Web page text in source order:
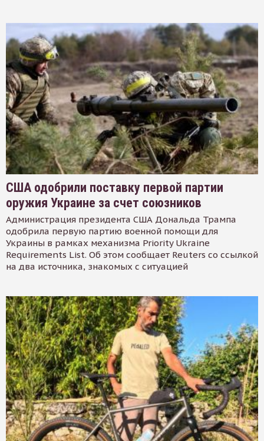
США одобрили поставку первой партии
оружия Украине за счет союзников
Администрация президента США Дональда Трампа
одобрила первую партию военной помощи для
Украины в рамках механизма Priority Ukraine
Requirements List. Об этом сообщает Reuters со ссылкой
на два источника, знакомых с ситуацией